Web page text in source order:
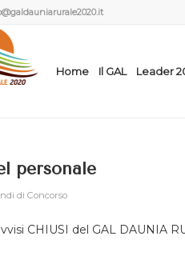
Home Il GAL Leader
personale
di Concorso
CHIUSI del GAL DAUNIA